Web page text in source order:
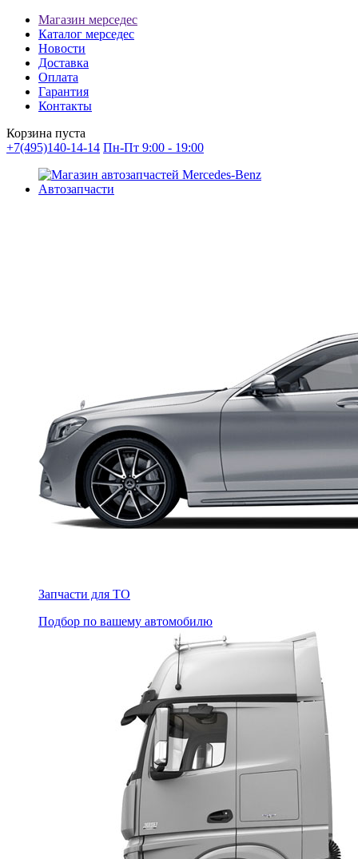
Магазин мерседес
Каталог мерседес
Новости
Доставка
Оплата
Гарантия
Контакты
Корзина пуста
+7(495)140-14-14 Пн-Пт 9:00 - 19:00
Автозапчасти
Запчасти для ТО
Подбор по вашему автомобилю